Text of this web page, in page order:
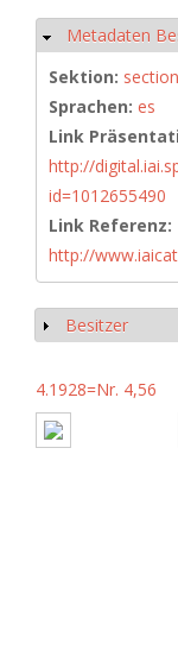
Ausblenden
Metadaten
Sektion: section
Sprachen: es
Link
http://
id=1012655490
Link Referenz:
http://
Anzeigen
Besitzer
4.1928=Nr. 4,56